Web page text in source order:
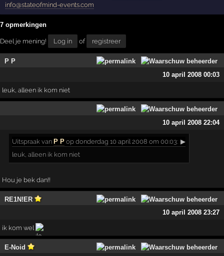
info@stateofmind-events.com
7 opmerkingen
Deel je mening! Log in of registreer
P P
10 april 2008 00:03
leuk, alleen ik kom niet
10 april 2008 22:04
Uitspraak van P P op donderdag 10 april 2008 om 00:03: ▶
leuk, alleen ik kom niet
Hou je bek dan!!
RE1N!ER
10 april 2008 23:27
ik kom wel
E-Noid